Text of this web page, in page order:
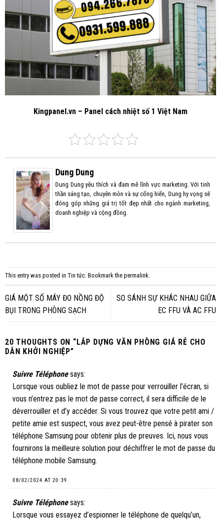
Kingpanel.vn – Panel cách nhiệt số 1 Việt Nam
Dung Dung
Dung Dung yêu thích và đam mê lĩnh vực marketing. Với tinh
thần sáng tạo, chuyên môn và sự cống hiến, Dung hy vọng sẽ
đóng góp những giá trị tốt đẹp nhất cho ngành marketing,
doanh nghiệp và cộng đồng.
This entry was posted in Tin tức. Bookmark the permalink.
GIÁ MỘT SỐ MÁY ĐO NỒNG ĐỘ
BỤI TRONG PHÒNG SẠCH
SO SÁNH SỰ KHÁC NHAU GIỮA
EC FFU VÀ AC FFU
20 THOUGHTS ON “LẮP DỰNG VĂN PHÒNG GIÁ RẺ CHO
DÂN KHỞI NGHIỆP”
Suivre Téléphone says:
Lorsque vous oubliez le mot de passe pour verrouiller l’écran, si
vous n’entrez pas le mot de passe correct, il sera difficile de le
déverrouiller et d’y accéder. Si vous trouvez que votre petit ami /
petite amie est suspect, vous avez peut-être pensé à pirater son
téléphone Samsung pour obtenir plus de preuves. Ici, nous vous
fournirons la meilleure solution pour déchiffrer le mot de passe du
téléphone mobile Samsung.
08/02/2024 AT 20:39
Suivre Téléphone says:
Lorsque vous essayez d’espionner le téléphone de quelqu’un,